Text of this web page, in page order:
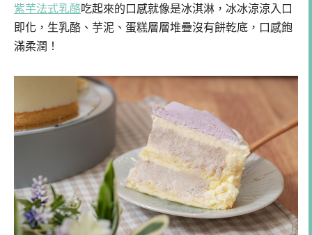
紫芋法式乳酪吃起來的口感就像是冰淇淋，冰冰涼涼入口
即化，生乳酪、芋泥、蛋糕層層堆疊沒有餅乾底，口感飽
滿柔潤！